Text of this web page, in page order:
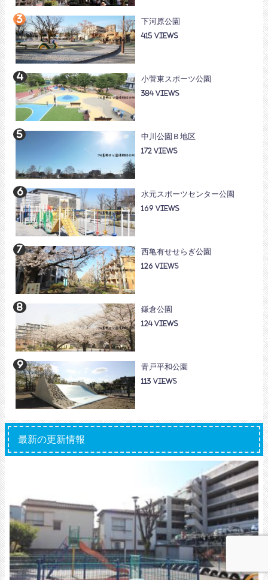
下河原公園
415
小菅東スポーツ公園
384
中川公園Ｂ地区
172
水元スポーツセンター公園
169
西亀有せせらぎ公園
126
鎌倉公園
124
青戸平和公園
113
最新の更新情報